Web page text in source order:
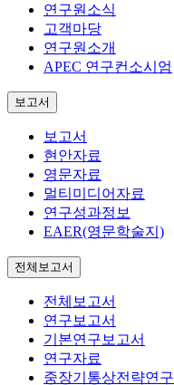
연구원소식
고객마당
연구원소개
APEC 연구컨소시엄
보고서
보고서
현안자료
영문자료
멀티미디어자료
연구성과정보
EAER(영문학술지)
전체보고서
전체보고서
연구보고서
기본연구보고서
연구자료
중장기통상전략연구